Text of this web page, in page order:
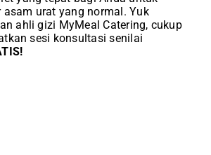
asam urat yang normal. Yuk
ahli gizi MyMeal Catering, cukup
sesi konsultasi senilai